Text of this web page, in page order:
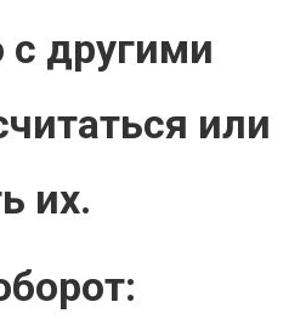
с другими
или
их.